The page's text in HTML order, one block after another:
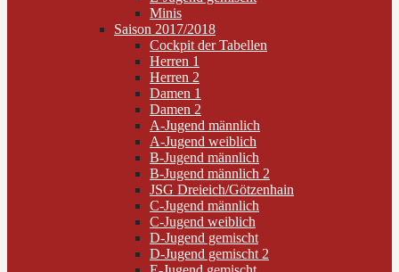
Minis
Saison 2017/2018
Cockpit der Tabellen
Herren 1
Herren 2
Damen 1
Damen 2
A-Jugend männlich
A-Jugend weiblich
B-Jugend männlich
B-Jugend männlich 2
JSG Dreieich/Götzenhain
C-Jugend männlich
C-Jugend weiblich
D-Jugend gemischt
D-Jugend gemischt 2